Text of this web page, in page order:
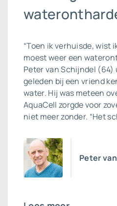
“Toen ik verhuisde, wist
moest weer een
Peter van Schijndel (64)
geleden bij een vriend
water. Hij was meteen
AquaCell zorgde voor
niet meer zonder. “Het
Peter